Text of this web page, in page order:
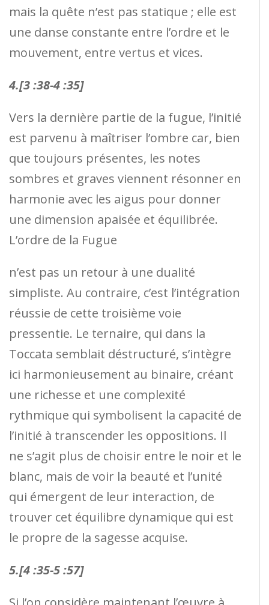
mais la quête n’est pas statique ; elle est
une danse constante entre l’ordre et le
mouvement, entre vertus et vices.
4.[3 :38-4 :35]
Vers la dernière partie de la fugue, l’initié
est parvenu à maîtriser l’ombre car, bien
que toujours présentes, les notes
sombres et graves viennent résonner en
harmonie avec les aigus pour donner
une dimension apaisée et équilibrée.
L’ordre de la Fugue
n’est pas un retour à une dualité
simpliste. Au contraire, c’est l’intégration
réussie de cette troisième voie
pressentie. Le ternaire, qui dans la
Toccata semblait déstructuré, s’intègre
ici harmonieusement au binaire, créant
une richesse et une complexité
rythmique qui symbolisent la capacité de
l’initié à transcender les oppositions. Il
ne s’agit plus de choisir entre le noir et le
blanc, mais de voir la beauté et l’unité
qui émergent de leur interaction, de
trouver cet équilibre dynamique qui est
le propre de la sagesse acquise.
5.[4 :35-5 :57]